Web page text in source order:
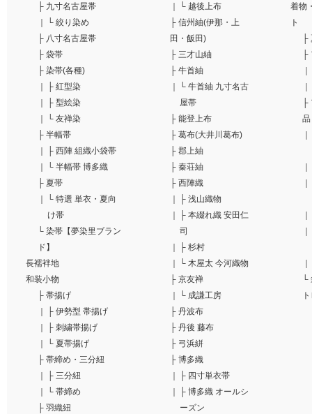
├ 九寸名古屋帯
｜
└ 絞り染め
├ 八寸名古屋帯
├ 袋帯
├ 染帯(各種)
｜
├ 紅型染
｜
├ 型絵染
｜
└ 友禅染
├ 半幅帯
｜
├ 西陣 組織小袋帯
｜
└ 半幅帯 博多織
├ 夏帯
｜
└ 特選 単衣・夏向
け帯
└ 染帯【夢染里ブラン
ド】
長襦袢地
和装小物
├ 帯揚げ
｜
├ 伊勢型 帯揚げ
｜
├ 刺繍帯揚げ
｜
└ 夏帯揚げ
├ 帯締め・三分紐
｜
├ 三分紐
｜
└ 帯締め
├ 羽織紐
｜
└ 越後上布
├ 信州紬(伊那・上
田・飯田)
├ 三才山紬
├ 牛首紬
｜
└ 牛首紬 九寸名古
屋帯
├ 能登上布
├ 葛布(大井川葛布)
├ 郡上紬
├ 秦荘紬
├ 西陣織
｜
├ 浅山織物
｜
├ 本綴れ織 安田仁
司
｜
├ 杉村
｜
└ 木屋太 今河織物
├ 京友禅
｜
└ 成謙工房
├ 丹波布
├ 丹後 藤布
├ 弓浜絣
├ 博多織
｜
├ 四寸単衣帯
｜
├ 博多織 オールシ
ーズン
着物
ト
├
├
｜
｜
├
品
｜
｜
｜
｜
｜
｜
└